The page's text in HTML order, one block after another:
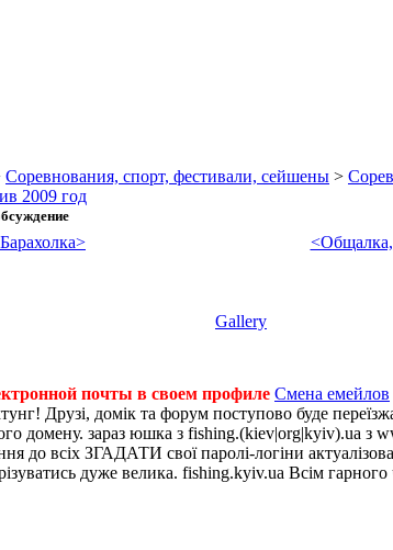
Соревнования, спорт, фестивали, сейшены >
2009 год
Gallery
почты в своем профиле Смена емейлов
Друзі, домік та форум поступово буде
домену. зараз юшка з fishing.(kiev|org|kyiv).ua з
до всіх ЗГАДАТИ свої паролі-логіни
дуже велика. fishing.kyiv.ua Всім